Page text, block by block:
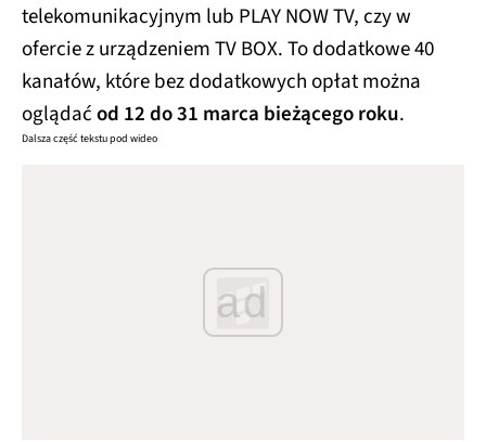
telekomunikacyjnym lub PLAY NOW TV, czy w
ofercie z urządzeniem TV BOX. To dodatkowe 40
kanałów, które bez dodatkowych opłat można
oglądaćod 12 do 31 marca bieżącego roku.
Dalsza część tekstu pod wideo
ad